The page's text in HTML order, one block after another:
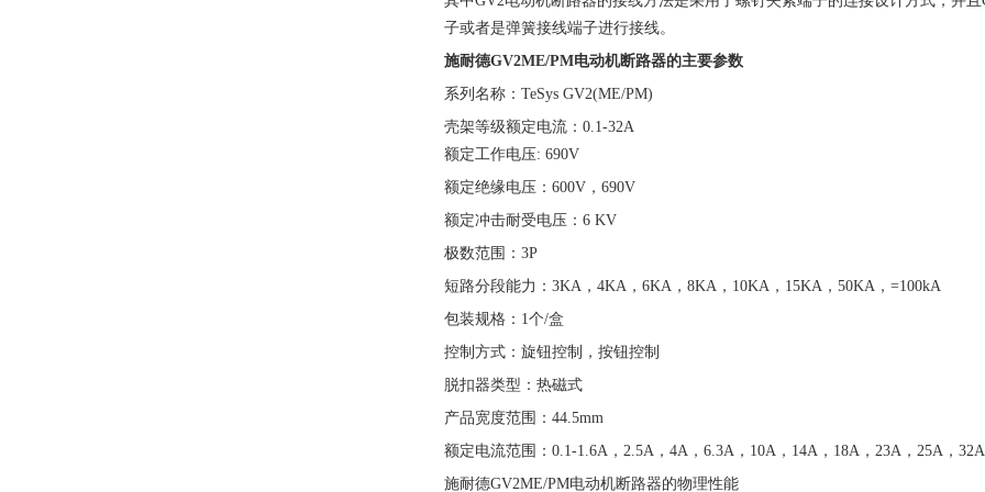
子或者是弹簧接线端子进行接线。
施耐德GV2ME/PM电动机断路器的主要参数
系列名称：TeSys GV2(ME/PM)
壳架等级额定电流：0.1-32A
额定工作电压: 690V
额定绝缘电压：600V，690V
额定冲击耐受电压：6 KV
极数范围：3P
短路分段能力：3KA，4KA，6KA，8KA，10KA，15KA，50KA，=100kA
包装规格：1个/盒
控制方式：旋钮控制，按钮控制
脱扣器类型：热磁式
产品宽度范围：44.5mm
额定电流范围：0.1-1.6A，2.5A，4A，6.3A，10A，14A，18A，23A，25A，32A
施耐德GV2ME/PM电动机断路器的物理性能